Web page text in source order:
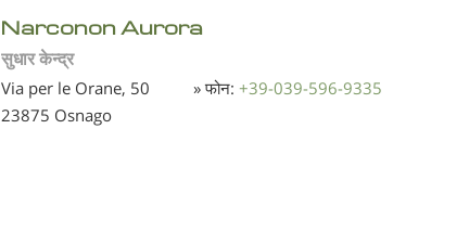
Narconon Aurora
सुधार केन्द्र
Via per le Orane, 50
23875 Osnago
» फोन: +39-039-596-9335